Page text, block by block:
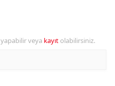
yapabilir veya kayıt olabilirsiniz.